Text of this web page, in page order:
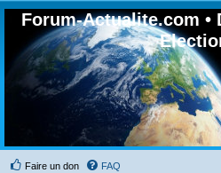
Forum-Actualite.com •
Faire un don FAQ